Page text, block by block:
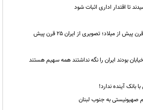
تا اقتدار اداری اثبات شود
بودند ایران را نگه نداشتند همه سهیم هستند
بانک آینده ندارد!
به جنوب لبنان